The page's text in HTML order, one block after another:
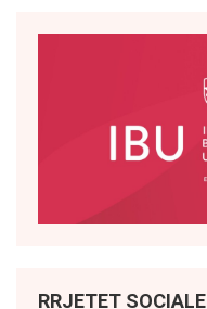
RRJETET SOCIALE